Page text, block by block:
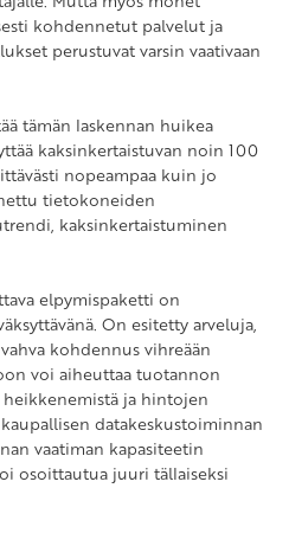
kohdennetut palvelut ja
perustuvat varsin vaativaan
tämän laskennan huikea
kaksinkertaistuvan noin 100
nopeampaa kuin jo
tietokoneiden
kaksinkertaistuminen
elpymispaketti on
On esitetty arveluja,
kohdennus vihreään
voi aiheuttaa tuotannon
ja hintojen
datakeskustoiminnan
vaatiman kapasiteetin
osoittautua juuri tällaiseksi